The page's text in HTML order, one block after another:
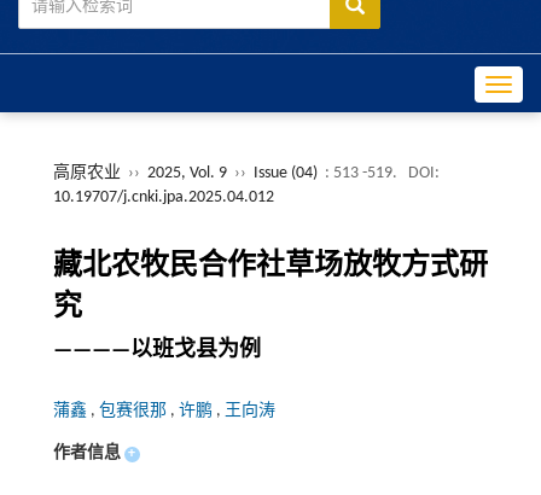
高原农业 ›› 2025, Vol. 9 ›› Issue (04) : 513 -519.
DOI:
10.19707/j.cnki.jpa.2025.04.012
藏北农牧民合作社草场放牧方式研
究
————以班戈县为例
蒲鑫 , 包赛很那 , 许鹏 , 王向涛
作者信息 +